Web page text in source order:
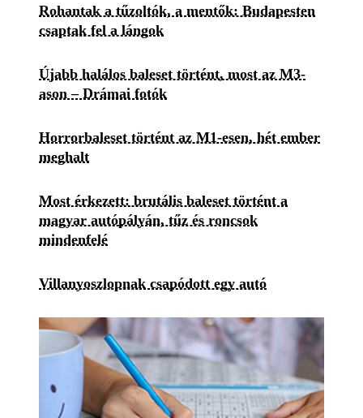
Rohantak a tűzoltók, a mentők: Budapesten
csaptak fel a lángok
Újabb halálos baleset történt, most az M3-
ason – Drámai fotók
Horrorbaleset történt az M1-esen, hét ember
meghalt
Most érkezett: brutális baleset történt a
magyar autópályán, tűz és roncsok
mindenfelé
Villanyoszlopnak csapódott egy autó